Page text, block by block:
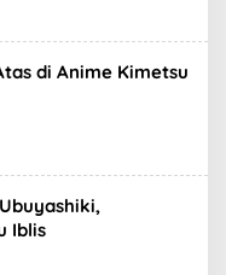
di Anime Kimetsu
Iblis